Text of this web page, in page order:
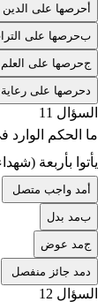
حرصها على الدين
بحرصها على
جحرصها على العلم
حرصها على رعاية
السؤال 11
ما الحكم
يأتوا بأربعة
مد واجب متصل
بمد بدل
جمد عوض
مد جائز منفصل
السؤال 12